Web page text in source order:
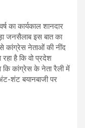
का कार्यकाल शानदार
जनसैलाब इस बात का
कांग्रेस नेताओं की नींद
है कि वो प्रदेश
कि कांग्रेस के नेता रैली में
शंट बयानबाजी पर